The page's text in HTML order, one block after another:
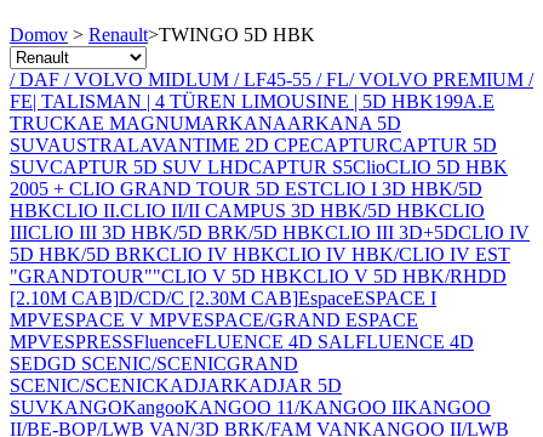
Domov > Renault>TWINGO 5D HBK
/ DAF / VOLVO MIDLUM / LF45-55 / FL/ VOLVO PREMIUM /
FE| TALISMAN | 4 TÜREN LIMOUSINE | 5D HBK199A.E
TRUCKAE MAGNUMARKANAARKANA 5D
SUVAUSTRALAVANTIME 2D CPECAPTURCAPTUR 5D
SUVCAPTUR 5D SUV LHDCAPTUR S5ClioCLIO 5D HBK
2005 + CLIO GRAND TOUR 5D ESTCLIO I 3D HBK/5D
HBKCLIO II.CLIO II/II CAMPUS 3D HBK/5D HBKCLIO
IIICLIO III 3D HBK/5D BRK/5D HBKCLIO III 3D+5DCLIO IV
5D HBK/5D BRKCLIO IV HBKCLIO IV HBK/CLIO IV EST
"GRANDTOUR""CLIO V 5D HBKCLIO V 5D HBK/RHDD
[2.10M CAB]D/CD/C [2.30M CAB]EspaceESPACE I
MPVESPACE V MPVESPACE/GRAND ESPACE
MPVESPRESSFluenceFLUENCE 4D SALFLUENCE 4D
SEDGD SCENIC/SCENICGRAND
SCENIC/SCENICKADJARKADJAR 5D
SUVKANGOKangooKANGOO 11/KANGOO IIKANGOO
II/BE-BOP/LWB VAN/3D BRK/FAM VANKANGOO II/LWB